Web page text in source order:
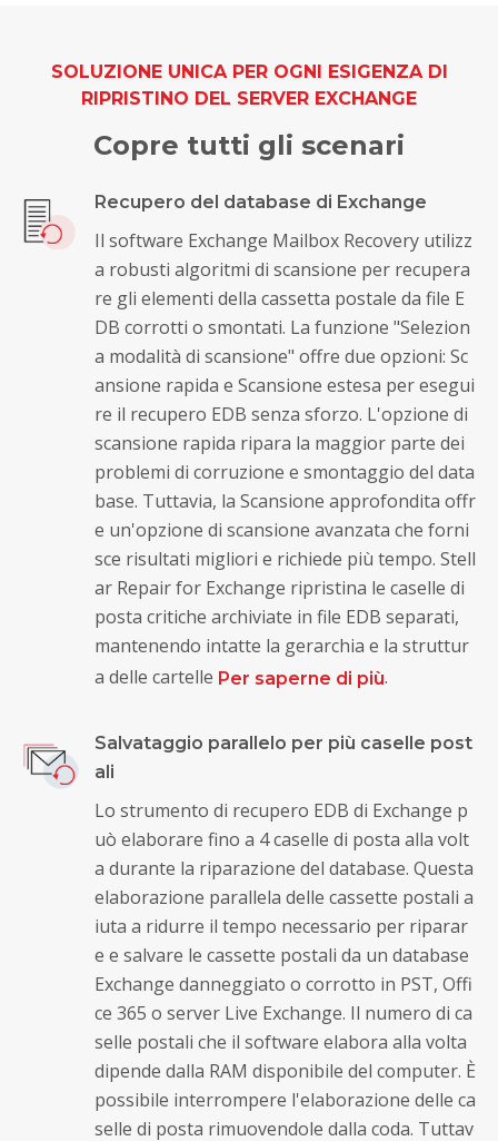
SOLUZIONE UNICA PER OGNI ESIGENZA DI
RIPRISTINO DEL SERVER EXCHANGE
Copre tutti gli scenari
Recupero del database di Exchange
Il software Exchange Mailbox Recovery utilizz
a robusti algoritmi di scansione per recupera
re gli elementi della cassetta postale da file E
DB corrotti o smontati. La funzione "Selezion
a modalità di scansione" offre due opzioni: Sc
ansione rapida e Scansione estesa per esegui
re il recupero EDB senza sforzo. L'opzione di
scansione rapida ripara la maggior parte dei
problemi di corruzione e smontaggio del data
base. Tuttavia, la Scansione approfondita offr
e un'opzione di scansione avanzata che forni
sce risultati migliori e richiede più tempo. Stell
ar Repair for Exchange ripristina le caselle di
posta critiche archiviate in file EDB separati,
mantenendo intatte la gerarchia e la struttur
a delle cartelle Per saperne di più.
Salvataggio parallelo per più caselle post
ali
Lo strumento di recupero EDB di Exchange p
uò elaborare fino a 4 caselle di posta alla volt
a durante la riparazione del database. Questa
elaborazione parallela delle cassette postali a
iuta a ridurre il tempo necessario per riparar
e e salvare le cassette postali da un database
Exchange danneggiato o corrotto in PST, Offi
ce 365 o server Live Exchange. Il numero di ca
selle postali che il software elabora alla volta
dipende dalla RAM disponibile del computer. È
possibile interrompere l'elaborazione delle ca
selle di posta rimuovendole dalla coda. Tuttav